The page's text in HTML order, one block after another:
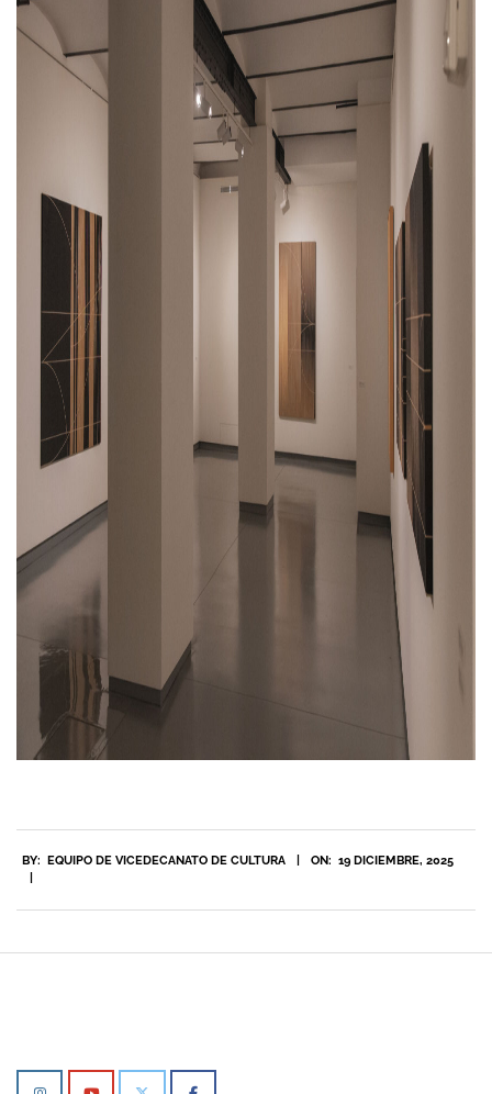
12-
BY: EQUIPO DE VICEDECANATO DE CULTURA ON: 19 DICIEMBRE, 2025